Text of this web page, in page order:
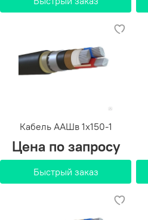
Кабель ААШв 1х150-1
Цена по запросу
Быстрый заказ